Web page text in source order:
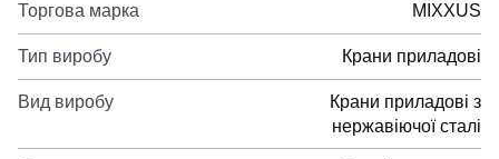
Торгова марка MIXXUS
Тип виробу Крани приладові
Вид виробу
Крани приладові з
нержавіючої сталі